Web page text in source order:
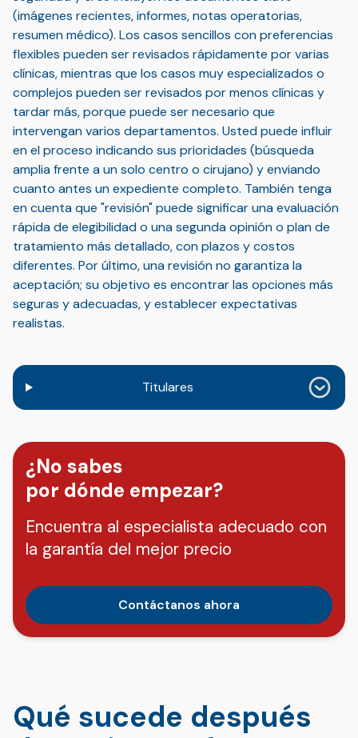
(imágenes recientes, informes, notas operatorias,
resumen médico). Los casos sencillos con preferencias
flexibles pueden ser revisados rápidamente por varias
clínicas, mientras que los casos muy especializados o
complejos pueden ser revisados por menos clínicas y
tardar más, porque puede ser necesario que
intervengan varios departamentos. Usted puede influir
en el proceso indicando sus prioridades (búsqueda
amplia frente a un solo centro o cirujano) y enviando
cuanto antes un expediente completo. También tenga
en cuenta que "revisión" puede significar una evaluación
rápida de elegibilidad o una segunda opinión o plan de
tratamiento más detallado, con plazos y costos
diferentes. Por último, una revisión no garantiza la
aceptación; su objetivo es encontrar las opciones más
seguras y adecuadas, y establecer expectativas
realistas.
Titulares
¿No sabes
por dónde empezar?
Encuentra al especialista adecuado con
la garantía del mejor precio
Contáctanos ahora
Qué sucede después